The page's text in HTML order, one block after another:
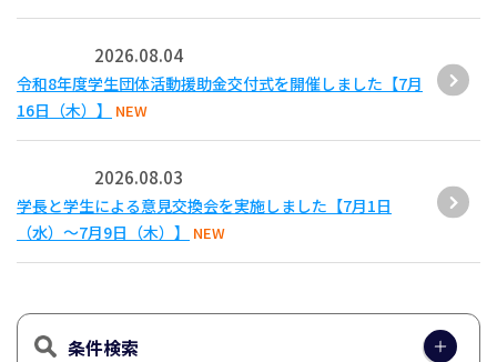
2026.08.04
令和8年度学生団体活動援助金交付式を開催しました【7月
16日（木）】
NEW
2026.08.03
学長と学生による意見交換会を実施しました【7月1日
（水）～7月9日（木）】
NEW
条件検索